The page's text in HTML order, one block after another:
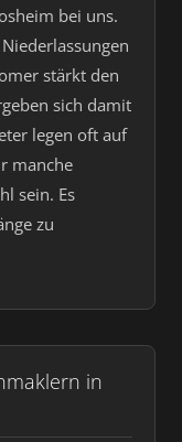
bei uns.
stärkt den
sich damit
legen oft auf
manche
sein. Es
zu
in